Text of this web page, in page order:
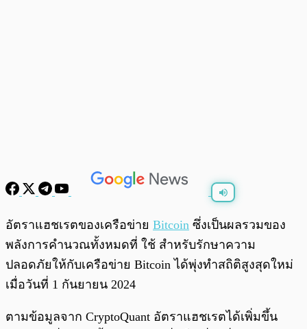
อัตราแฮชเรตของเครือข่าย Bitcoin ซึ่งเป็นผลรวมของ
พลังการคำนวณทั้งหมดที่ ใช้ สำหรับรักษาความ
ปลอดภัยให้กับเครือข่าย Bitcoin ได้พุ่งทำสถิติสูงสุดใหม่
เมื่อวันที่ 1 กันยายน 2024
ตามข้อมูลจาก CryptoQuant อัตราแฮชเรตได้เพิ่มขึ้น